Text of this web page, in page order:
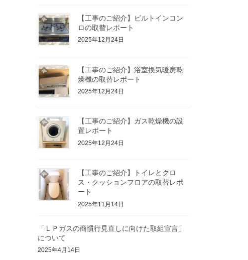
【工事のご紹介】ビルトインコン
ロの取替レポート
2025年12月24日
【工事のご紹介】浴室換気暖房乾
燥機の取替レポート
2025年12月24日
【工事のご紹介】ガス乾燥機の設
置レポート
2025年12月24日
【工事のご紹介】トイレとクロ
ス・クッションフロアの取替レポ
ート
2025年11月14日
「ＬＰガスの商慣行見直しに向けた取組宣言」
について
2025年4月14日